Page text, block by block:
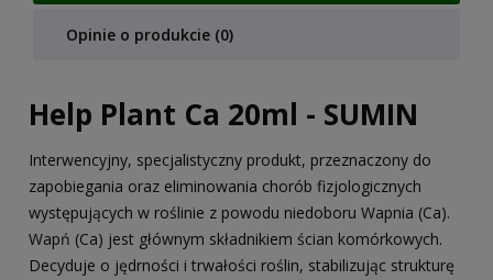
Opinie o produkcie (0)
Help Plant Ca 20ml - SUMIN
Interwencyjny, specjalistyczny produkt, przeznaczony do
zapobiegania oraz eliminowania chorób fizjologicznych
występujących w roślinie z powodu niedoboru Wapnia (Ca).
Wapń (Ca) jest głównym składnikiem ścian komórkowych.
Decyduje o jędrności i trwałości roślin, stabilizując strukturę